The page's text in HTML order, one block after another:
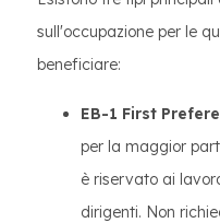
sull'occupazione per le
beneficiare:
EB-1 First
per la maggior
è riservato ai
dirigenti. Non